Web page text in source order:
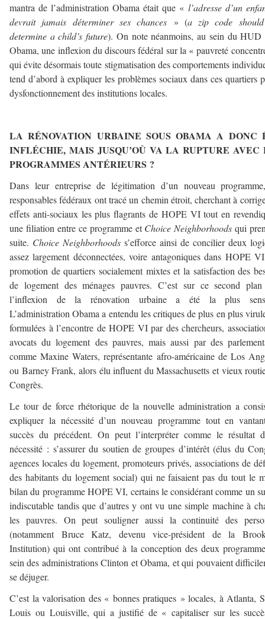
mantra de l’administration Obama était que « l’adresse d’un
devrait jamais déterminer ses chances » (a zip code
determine a child’s future). On note néanmoins, au sein du HUD
Obama, une inflexion du discours fédéral sur la « pauvreté
qui évite désormais toute stigmatisation des comportements
tend d’abord à expliquer les problèmes sociaux dans ces quartiers
dysfonctionnement des institutions locales.
LA RÉNOVATION URBAINE SOUS OBAMA A DONC
INFLÉCHIE, MAIS JUSQU’OÙ VA LA RUPTURE AVEC
PROGRAMMES ANTÉRIEURS ?
Dans leur entreprise de légitimation d’un nouveau
responsables fédéraux ont tracé un chemin étroit, cherchant à
effets anti-sociaux les plus flagrants de HOPE VI tout en
une filiation entre ce programme etChoice Neighborhoods qui
suite. Choice Neighborhoods s’efforce ainsi de concilier deux
assez largement déconnectées, voire antagoniques dans HOPE
promotion de quartiers socialement mixtes et la satisfaction des
de logement des ménages pauvres. C’est sur ce second
l’inflexion de la rénovation urbaine a été la plus
L’administration Obama a entendu les critiques de plus en plus
formulées à l’encontre de HOPE VI par des chercheurs,
avocats du logement des pauvres, mais aussi par des
comme Maxine Waters, représentante afro-américaine de Los
ou Barney Frank, alors élu influent du Massachusetts et vieux
Congrès.
Le tour de force rhétorique de la nouvelle administration a
expliquer la nécessité d’un nouveau programme tout en
succès du précédent. On peut l’interpréter comme le résultat
nécessité : s’assurer du soutien de groupes d’intérêt (élus du
agences locales du logement, promoteurs privés, associations de
des habitants du logement social) qui ne faisaient pas du tout le
bilan du programme HOPE VI, certains le considérant comme un
indiscutable tandis que d’autres y ont vu une simple machine à
les pauvres. On peut souligner aussi la continuité des
(notamment Bruce Katz, devenu vice-président de la
Institution) qui ont contribué à la conception des deux
sein des administrations Clinton et Obama, et qui pouvaient
se déjuger.
C’est la valorisation des « bonnes pratiques » locales, à Atlanta,
Louis ou Louisville, qui a justifié de « capitaliser sur les